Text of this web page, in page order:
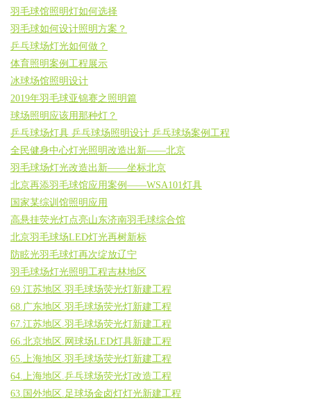
羽毛球馆照明灯如何选择
羽毛球如何设计照明方案？
乒乓球场灯光如何做？
体育照明案例工程展示
冰球场馆照明设计
2019年羽毛球亚锦赛之照明篇
球场照明应该用那种灯？
乒乓球场灯具 乒乓球场照明设计 乒乓球场案例工程
全民健身中心灯光照明改造出新——北京
羽毛球场灯光改造出新——坐标北京
北京再添羽毛球馆应用案例——WSA101灯具
国家某综训馆照明应用
高悬挂荧光灯点亮山东济南羽毛球综合馆
北京羽毛球场LED灯光再树新标
防眩光羽毛球灯再次绽放辽宁
羽毛球场灯光照明工程吉林地区
69.江苏地区.羽毛球场荧光灯新建工程
68.广东地区.羽毛球场荧光灯新建工程
67.江苏地区.羽毛球场荧光灯新建工程
66.北京地区.网球场LED灯具新建工程
65.上海地区.羽毛球场荧光灯新建工程
64.上海地区.乒乓球场荧光灯改造工程
63.国外地区.足球场金卤灯灯光新建工程